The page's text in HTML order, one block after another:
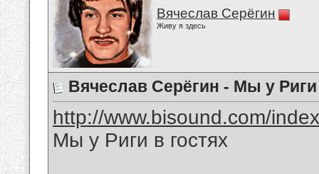
Вячеслав Серёгин
Живу я здесь
Вячеслав Серёгин - Мы у Риги
http://www.bisound.com/
Мы у Риги в гостях